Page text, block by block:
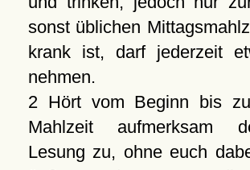
sonst üblichen
krank ist, darf jederzeit
nehmen.
2 Hört vom Beginn bis
Mahlzeit aufmerksam
Lesung zu, ohne euch